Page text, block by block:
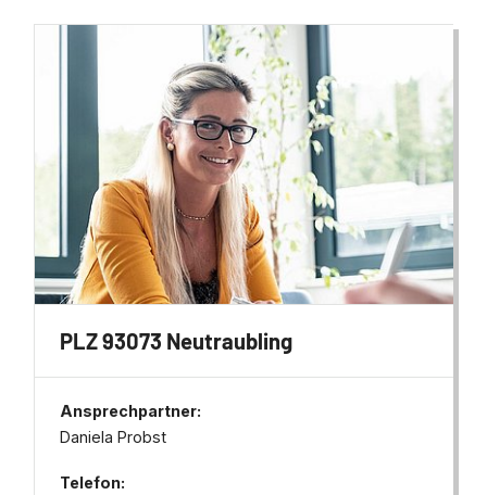
PLZ 93073 Neutraubling
Ansprechpartner:
Daniela Probst
Telefon: